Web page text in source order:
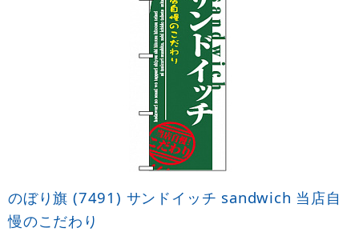
のぼり旗 (7491) サンドイッチ sandwich 当店自
慢のこだわり